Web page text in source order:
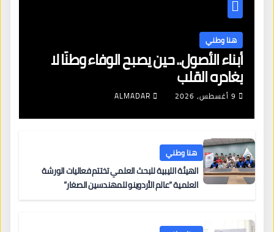
هنا وطني
أبناء الأصول.. حين يصبح الوفاء وطنًا لا
يغادره القلب
9 أغسطس، 2026 ALMADAR
هنا وطني
الهيئة الليبية للبحث العلمي تختتم فعاليات الورشة
العلمية “عالم الأردوينو للمهندسين الصغار”